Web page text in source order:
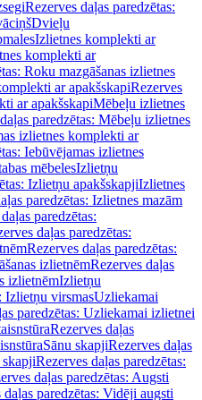
Rezerves daļas paredzētas:
Dvieļu
Izlietnes komplekti ar
komplekti ar
Roku mazgāšanas izlietnes
ar apakšskapiRezerves
ar apakšskapiMēbeļu izlietnes
paredzētas: Mēbeļu izlietnes
izlietnes komplekti ar
Iebūvējamas izlietnes
mēbelesIzlietņu
Izlietņu apakšskapjiIzlietnes
paredzētas: Izlietnes mazām
paredzētas:
daļas paredzētas:
Rezerves daļas paredzētas:
izlietnēmRezerves daļas
izlietnēmIzlietņu
Izlietņu virsmasUzliekamai
paredzētas: Uzliekamai izlietnei
Rezerves daļas
Sānu skapjiRezerves daļas
Rezerves daļas paredzētas:
daļas paredzētas: Augsti
daļas paredzētas: Vidēji augsti